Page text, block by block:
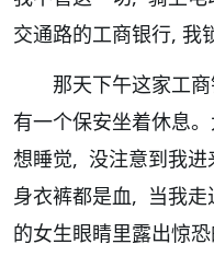
交通路的工商银行, 我
那天下午这家工
有一个保安坐着休息
想睡觉, 没注意到我
身衣裤都是血, 当我
的女生眼睛里露出惊